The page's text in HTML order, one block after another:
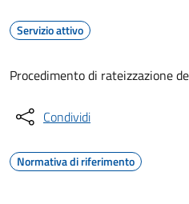
Servizio attivo
Procedimento di rateizzazione
Condividi
Normativa di riferimento